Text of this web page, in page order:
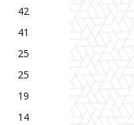
42
41
25
25
19
14